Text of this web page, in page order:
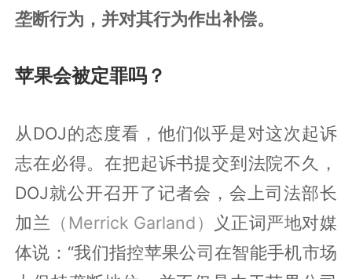
垄断行为，并对其行为作出补偿。
苹果会被定罪吗？
从DOJ的态度看，他们似乎是对这次起诉
志在必得。在把起诉书提交到法院不久，
DOJ就公开召开了记者会，会上司法部长
加兰 （Merrick Garland）
义正词严地对媒
体说：“我们指控苹果公司在智能手机市场